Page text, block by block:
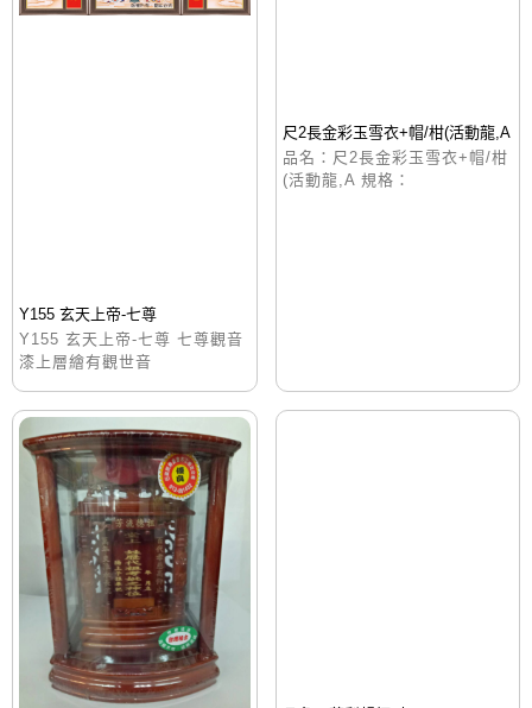
Y155 玄天上帝-七尊
Y155 玄天上帝-七尊 七尊觀音
漆上層繪有觀世音
尺2長金彩玉雪衣+帽/柑(活動龍,A
品名：尺2長金彩玉雪衣+帽/柑
(活動龍,A 規格：